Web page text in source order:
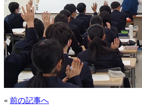
« 前の記事へ